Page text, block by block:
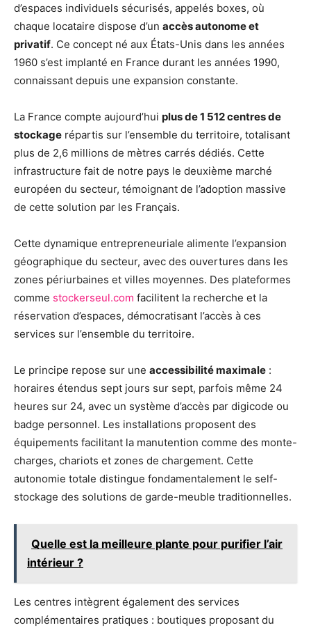
d’espaces individuels sécurisés, appelés boxes, où
chaque locataire dispose d’un accès autonome et
privatif. Ce concept né aux États-Unis dans les années
1960 s’est implanté en France durant les années 1990,
connaissant depuis une expansion constante.
La France compte aujourd’hui plus de 1 512 centres de
stockage répartis sur l’ensemble du territoire, totalisant
plus de 2,6 millions de mètres carrés dédiés. Cette
infrastructure fait de notre pays le deuxième marché
européen du secteur, témoignant de l’adoption massive
de cette solution par les Français.
Cette dynamique entrepreneuriale alimente l’expansion
géographique du secteur, avec des ouvertures dans les
zones périurbaines et villes moyennes. Des plateformes
comme stockerseul.com facilitent la recherche et la
réservation d’espaces, démocratisant l’accès à ces
services sur l’ensemble du territoire.
Le principe repose sur une accessibilité maximale :
horaires étendus sept jours sur sept, parfois même 24
heures sur 24, avec un système d’accès par digicode ou
badge personnel. Les installations proposent des
équipements facilitant la manutention comme des monte-
charges, chariots et zones de chargement. Cette
autonomie totale distingue fondamentalement le self-
stockage des solutions de garde-meuble traditionnelles.
Quelle est la meilleure plante pour purifier l’air
intérieur ?
Les centres intègrent également des services
complémentaires pratiques : boutiques proposant du